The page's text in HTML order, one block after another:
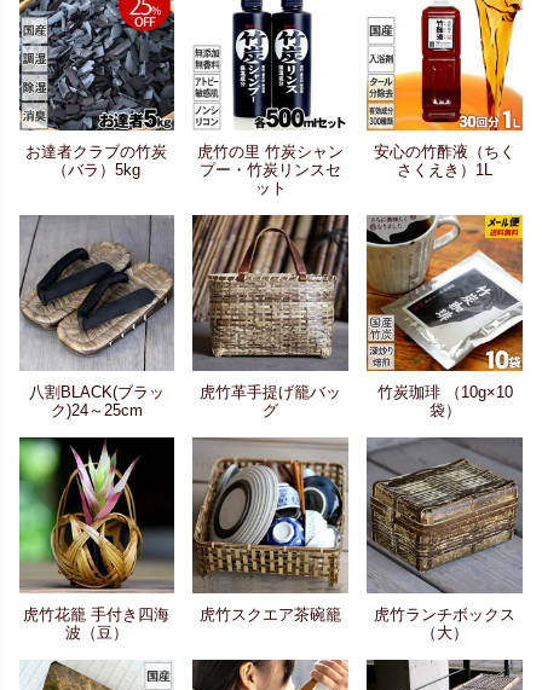
お達者クラブの竹炭
（バラ）5kg
虎竹の里 竹炭シャン
プー・竹炭リンスセ
ット
安心の竹酢液（ちく
さくえき）1L
八割BLACK(ブラッ
ク)24～25cm
虎竹革手提げ籠バッ
グ
竹炭珈琲 （10g×10
袋）
虎竹花籠 手付き四海
波（豆）
虎竹スクエア茶碗籠
虎竹ランチボックス
（大）